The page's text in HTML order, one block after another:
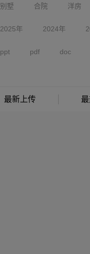
别墅 合院 洋房
2025年 2024年
ppt pdf doc
最新上传